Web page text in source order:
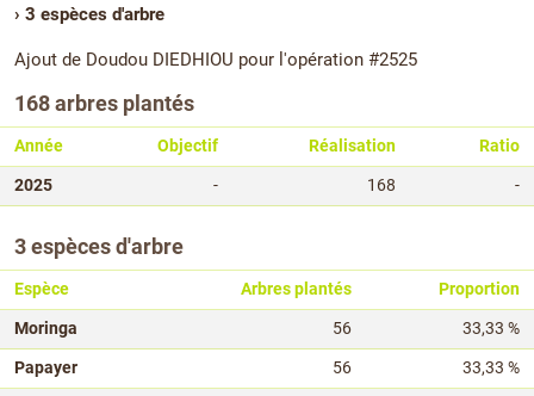
› 3 espèces d'arbre
Ajout de Doudou DIEDHIOU pour l'opération #2525
168 arbres plantés
Année Objectif Réalisation
Ratio
2025
- 168 -
3 espèces d'arbre
Espèce Arbres plantés
Proportion
Moringa
56
33,33 %
Papayer
56
33,33 %